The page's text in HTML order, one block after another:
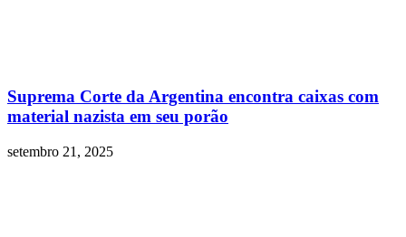
Suprema Corte da Argentina encontra caixas com
material nazista em seu porão
setembro 21, 2025